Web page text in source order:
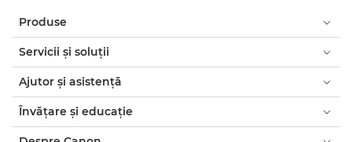
Produse
Servicii şi soluţii
Ajutor şi asistenţă
Învăţare şi educaţie